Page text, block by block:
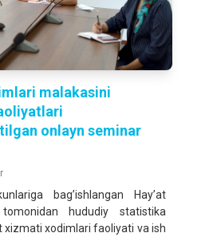
malakasini
onlayn seminar
bag’ishlangan Hay’at
hududiy statistika
xizmati xodimlari faoliyati va ish